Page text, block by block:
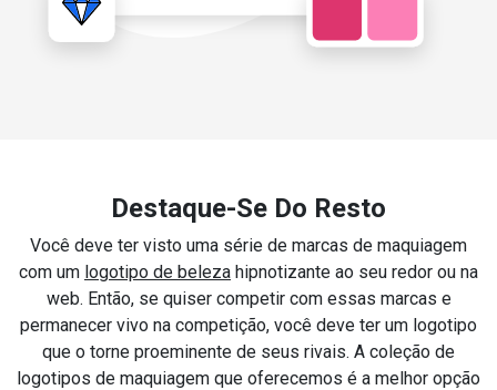
Destaque-Se Do Resto
Você deve ter visto uma série de marcas de maquiagem
com um logotipo de beleza hipnotizante ao seu redor ou na
web. Então, se quiser competir com essas marcas e
permanecer vivo na competição, você deve ter um logotipo
que o torne proeminente de seus rivais. A coleção de
logotipos de maquiagem que oferecemos é a melhor opção